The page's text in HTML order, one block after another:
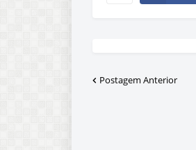
Postagem Anterior